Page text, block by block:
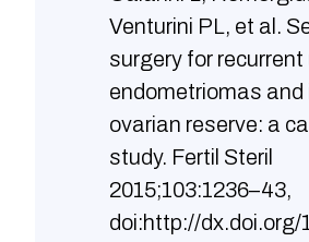
Venturini PL, et al.
surgery for recurrent
endometriomas and
ovarian reserve: a
study. Fertil Steril
2015;103:1236–43,
doi:http://dx.doi.org/